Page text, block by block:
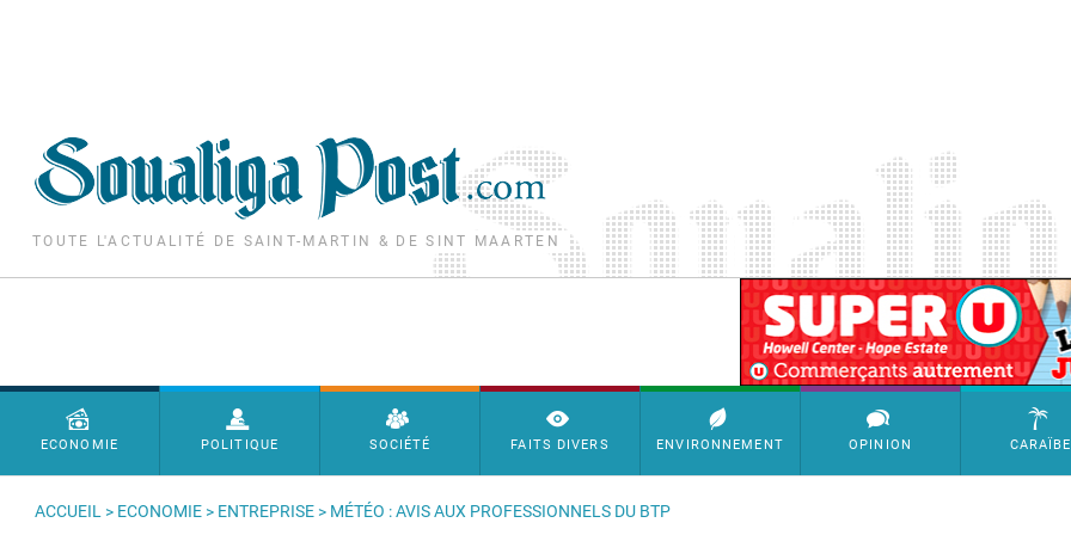
TOUTE L'ACTUALITÉ DE SAINT-MARTIN & DE SINT MAARTEN
SimpleAds Block Bannière
Menu principal
ECONOMIE POLITIQUE SOCIÉTÉ FAITS DIVERS ENVIRONNEMENT OPINION CARAÏBE
ACCUEIL > ECONOMIE > ENTREPRISE > MÉTÉO : AVIS AUX PROFESSIONNELS DU BTP